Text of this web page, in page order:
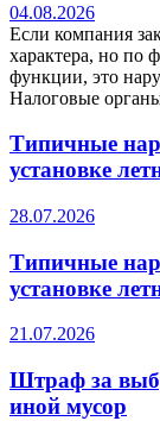
04.08.2026
Если компания
характера, но по
функции, это
Налоговые
Типичные
установке
28.07.2026
Типичные
установке
21.07.2026
Штраф за
иной мусор